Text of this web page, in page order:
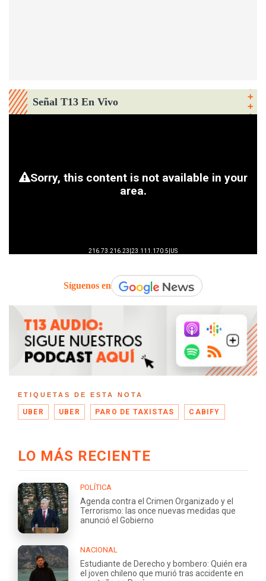
Señal T13 En Vivo
Síguenos en
ETIQUETAS DE ESTA NOTA
UBER UBER PARO DE TAXISTAS CABIFY
LO MÁS RECIENTE
POLÍTICA
Agenda contra el Crimen Organizado y el
Terrorismo: las once nuevas medidas que
anunció el Gobierno
NACIONAL
Estudiante de Derecho y bombero: Quién era
el joven chileno que murió tras accidente en